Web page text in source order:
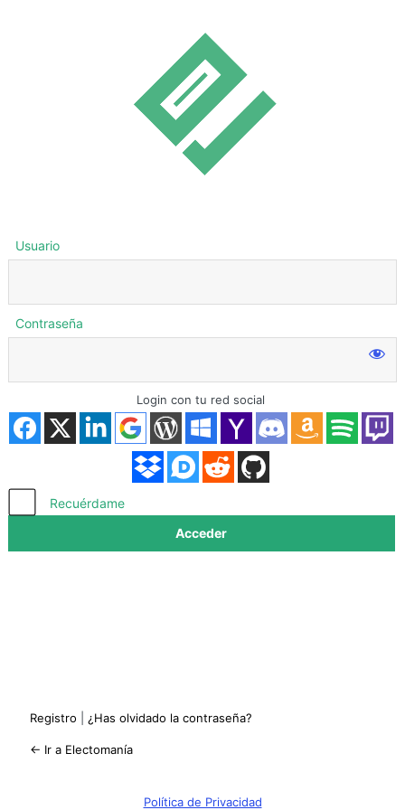
Acceder
Usuario
Contraseña
Login con tu red social
Recuérdame
Registro ¿Has olvidado la contraseña?
← Ir a Electomanía
Política de Privacidad